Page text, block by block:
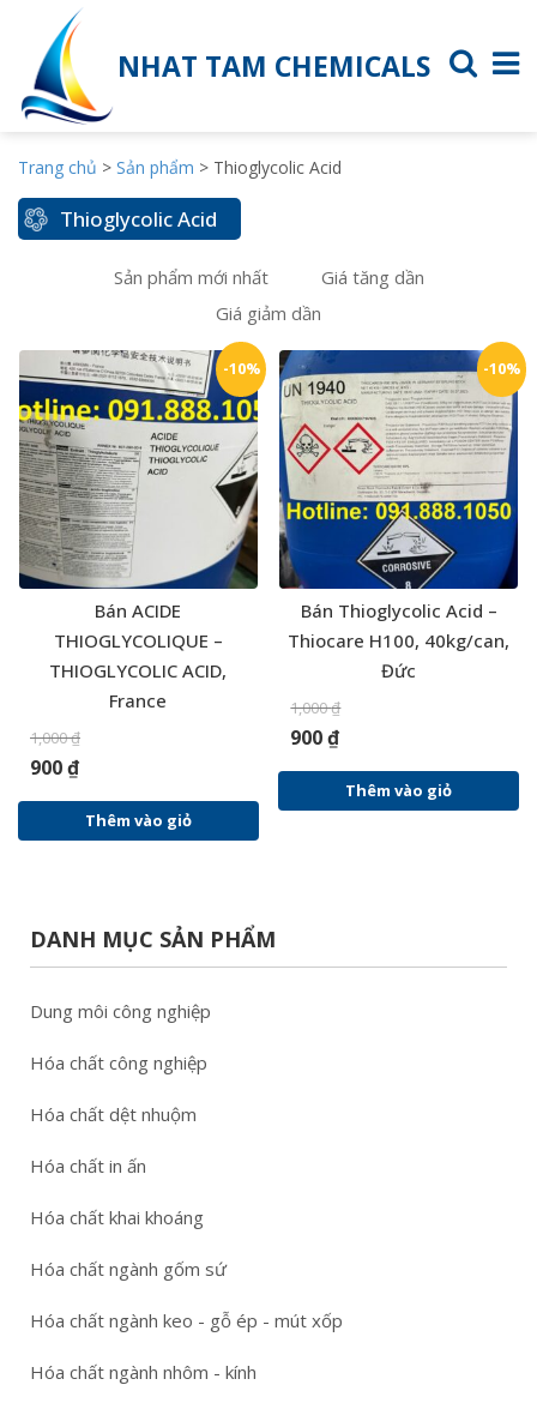
NHAT TAM CHEMICALS
Trang chủ > Sản phẩm > Thioglycolic Acid
Thioglycolic Acid
Sản phẩm mới nhất
Giá tăng dần
Giá giảm dần
-10%
Bán ACIDE
THIOGLYCOLIQUE –
THIOGLYCOLIC ACID,
France
1,000₫
900₫
Thêm vào giỏ
-10%
Bán Thioglycolic Acid –
Thiocare H100, 40kg/can,
Đức
1,000₫
900₫
Thêm vào giỏ
DANH MỤC SẢN PHẨM
Dung môi công nghiệp
Hóa chất công nghiệp
Hóa chất dệt nhuộm
Hóa chất in ấn
Hóa chất khai khoáng
Hóa chất ngành gốm sứ
Hóa chất ngành keo - gỗ ép - mút xốp
Hóa chất ngành nhôm - kính